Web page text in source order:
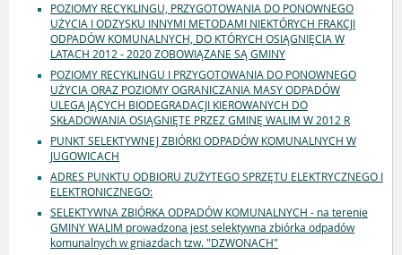
POZIOMY RECYKLINGU, PRZYGOTOWANIA DO PONOWNEGO
UŻYCIA I ODZYSKU INNYMI METODAMI NIEKTÓRYCH FRAKCJI
ODPADÓW KOMUNALNYCH, DO KTÓRYCH OSIĄGNIĘCIA W
LATACH 2012 - 2020 ZOBOWIĄZANE SĄ GMINY
POZIOMY RECYKLINGU I PRZYGOTOWANIA DO PONOWNEGO
UŻYCIA ORAZ POZIOMY OGRANICZANIA MASY ODPADÓW
ULEGAJĄCYCH BIODEGRADACJI KIEROWANYCH DO
SKŁADOWANIA OSIĄGNIĘTE PRZEZ GMINĘ WALIM W 2012 R
PUNKT SELEKTYWNEJ ZBIÓRKI ODPADÓW KOMUNALNYCH W
JUGOWICACH
ADRES PUNKTU ODBIORU ZUŻYTEGO SPRZĘTU ELEKTRYCZNEGO I
ELEKTRONICZNEGO:
SELEKTYWNA ZBIÓRKA ODPADÓW KOMUNALNYCH - na terenie
GMINY WALIM prowadzona jest selektywna zbiórka odpadów
komunalnych w gniazdach tzw. "DZWONACH"